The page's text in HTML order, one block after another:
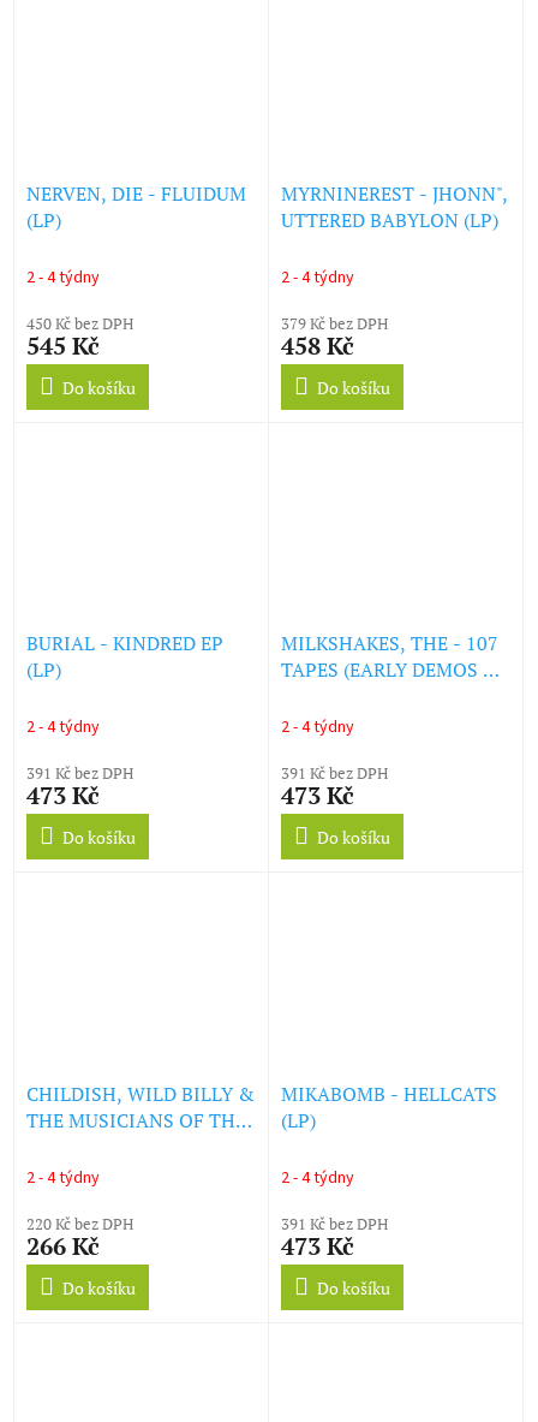
NERVEN, DIE - FLUIDUM
(LP)
2 - 4 týdny
450 Kč bez DPH
545 Kč
Do košíku
MYRNINEREST - JHONN",
UTTERED BABYLON (LP)
2 - 4 týdny
379 Kč bez DPH
458 Kč
Do košíku
BURIAL - KINDRED EP
(LP)
2 - 4 týdny
391 Kč bez DPH
473 Kč
Do košíku
MILKSHAKES, THE - 107
TAPES (EARLY DEMOS &
2 - 4 týdny
391 Kč bez DPH
473 Kč
Do košíku
CHILDISH, WILD BILLY &
THE MUSICIANS OF THE
THATCHER'S CHILDREN
2 - 4 týdny
220 Kč bez DPH
266 Kč
Do košíku
MIKABOMB - HELLCATS
(LP)
2 - 4 týdny
391 Kč bez DPH
473 Kč
Do košíku